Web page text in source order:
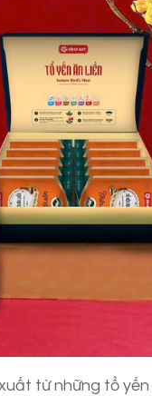
từ những tổ